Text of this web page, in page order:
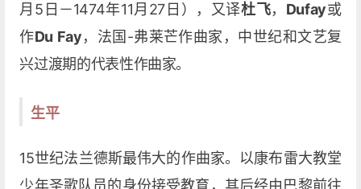
月5日－1474年11月27日），又译杜飞， Dufay或
作Du Fay，法国-弗莱芒作曲家，中世纪和文艺复
兴过渡期的代表性作曲家。
生平
15世纪法兰德斯最伟大的作曲家。以康布雷大教堂
少年圣歌队员的身份接受教育，其后经由巴黎前往